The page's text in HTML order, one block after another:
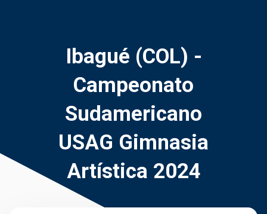
Ibagué (COL) -
Campeonato
Sudamericano
USAG Gimnasia
Artística 2024